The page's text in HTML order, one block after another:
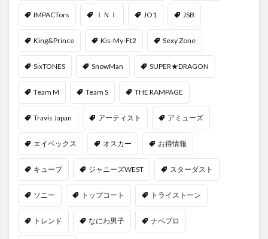
IMPACTors ＩＮＩ JO1 JSB
King&Prince Kis-My-Ft2 Sexy Zone
SixTONES SnowMan SUPER★DRAGON
Team M Team S THE RAMPAGE
Travis Japan アーティスト アミューズ
エイベックス オスカー お得情報
キューブ ジャニーズWEST スターダスト
ソニー トップコート トライストーン
トレンド なにわ男子 ナベプロ